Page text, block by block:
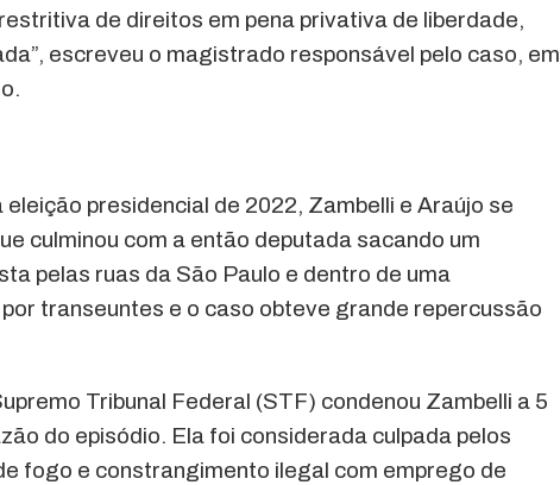
de direitos em pena privativa de liberdade,
escreveu o magistrado responsável pelo caso, em
presidencial de 2022, Zambelli e Araújo se
culminou com a então deputada sacando um
pelas ruas da São Paulo e dentro de uma
transeuntes e o caso obteve grande repercussão
Tribunal Federal (STF) condenou Zambelli a 5
do episódio. Ela foi considerada culpada pelos
fogo e constrangimento ilegal com emprego de